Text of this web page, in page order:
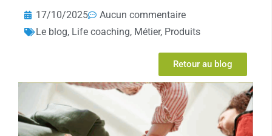
17/10/2025
Aucun commentaire
Le blog, Life coaching, Métier, Produits
Retour au blog